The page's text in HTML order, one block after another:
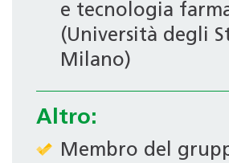
e tecnologia
(Università degli
Milano)
Altro:
Membro del